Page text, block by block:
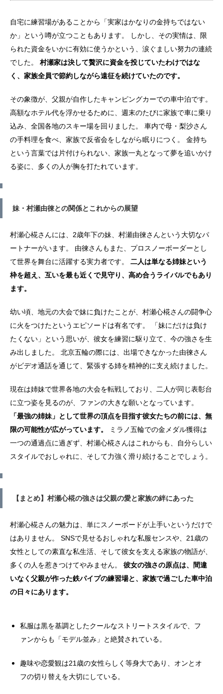
自宅に練習場があることから「実家はかなりの金持ちではない
か」という噂が立つこともあります。 しかし、その実情は、限
られた資金をいかに有効に使うかという、涙ぐましい努力の連続
でした。 村瀬家は決して贅沢に資金を投じていたわけではな
く、家族全員で節約しながら遠征を続けていたのです。
その象徴が、父親が自作したキャンピングカーでの車中泊です。
高額なホテル代を浮かせるために、週末のたびに家族で車に乗り
込み、全国各地のスキー場を回りました。 車内で母・梨沙さん
の手料理を食べ、家族で反省会をしながら眠りにつく。 金持ち
という言葉では片付けられない、家族一丸となって夢を追いかけ
る姿に、多くの人が胸を打たれています。
妹・村瀬由徠との関係とこれからの展望
村瀬心椛さんには、2歳年下の妹、村瀬由徠さんという大切なパ
ートナーがいます。 由徠さんもまた、プロスノーボーダーとし
て世界を舞台に活躍する実力者です。 二人は単なる姉妹という
枠を超え、互いを最も近くで見守り、高め合うライバルでもあり
ます。
幼い頃、地元の大会で妹に負けたことが、村瀬心椛さんの闘争心
に火をつけたというエピソードは有名です。 「妹にだけは負け
たくない」という思いが、彼女を練習に駆り立て、今の強さを生
み出しました。 北京五輪の際には、出場できなかった由徠さん
がビデオ通話を通じて、緊張する姉を精神的に支え続けました。
現在は姉妹で世界各地の大会を転戦しており、二人が同じ表彰台
に立つ姿を見るのが、ファンの大きな願いとなっています。
「最強の姉妹」として世界の頂点を目指す彼女たちの前には、無
限の可能性が広がっています。
ミラノ五輪での金メダル獲得は
一つの通過点に過ぎず、村瀬心椛さんはこれからも、自分らしい
スタイルでおしゃれに、そして力強く滑り続けることでしょう。
【まとめ】村瀬心椛の強さは父親の愛と家族の絆にあった
村瀬心椛さんの魅力は、単にスノーボードが上手いというだけで
はありません。 SNSで見せるおしゃれな私服センスや、21歳の
女性としての素直な私生活、そして彼女を支える家族の物語が、
多くの人を惹きつけてやみません。 彼女の強さの原点は、間違
いなく父親が作った鉄パイプの練習場と、家族で過ごした車中泊
の日々にあります。
私服は黒を基調としたクールなストリートスタイルで、フ
ァンからも「モデル並み」と絶賛されている。
趣味や恋愛観は21歳の女性らしく等身大であり、オンとオ
フの切り替えを大切にしている。